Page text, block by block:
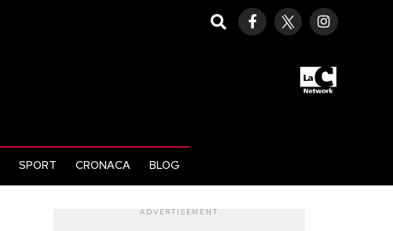
SPORT CRONACA BLOG
ADVERTISEMENT